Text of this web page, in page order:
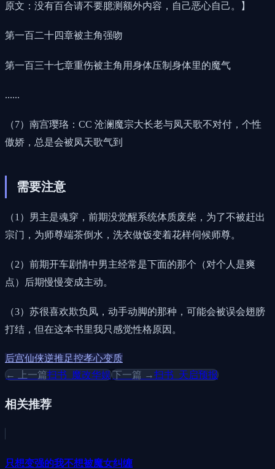
原文：没有百合请不要臆测额外内容，自己恶心自己。】
第一百二十四章被主角强吻
第一百三十七章重伤被主角用身体压制身体里的魔气
......
（7）南宫璎珞：CC 沧澜魔宗大长老与凤天歌不对付，个性
傲娇，总是会被凤天歌气到
需要注意
（1）男主是魂穿，前期没觉醒系统体质废柴，为了不被赶出
宗门，为师尊端茶倒水，洗衣做饭变着花样伺候师尊。
（2）前期开车剧情中男主经常是下面的那个（对个人是爽
点）后期慢慢变成主动。
（3）苏很喜欢欺负凤，动手动脚的那种，可能会被误会翅膀
打结，但在这本书里我只感觉性格原因。
后宫仙侠逆推足控孝心变质
← 上一篇扫书_魔改华娱 下一篇 →扫书_天启预报
相关推荐
只想变强的我不想被魔女纠缠